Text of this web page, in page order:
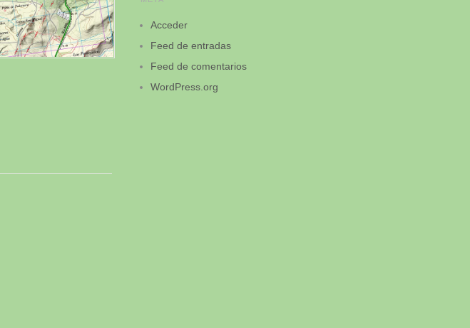
Acceder
Feed de entradas
Feed de comentarios
WordPress.org